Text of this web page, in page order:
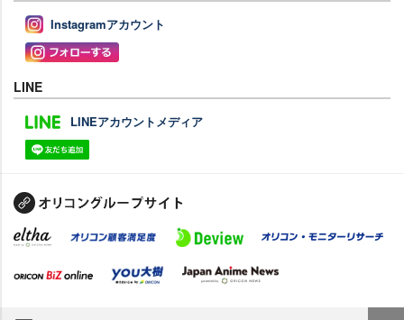
Instagramアカウント
LINE
LINEアカウントメディア